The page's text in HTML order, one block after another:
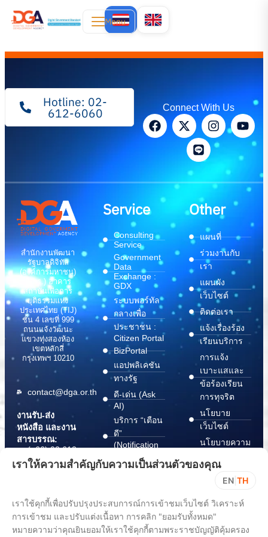
Menu
Hotline: 02-
612-6060 Connect With Us
สำนักงานพัฒนา
รัฐบาลดิจิทัล
(องค์การมหาชน)
(สพร.) อาคาร
สถาบันเพื่อการ
ยุติธรรมแห่ง
ประเทศไทย (TIJ)
ชั้น 4 เลขที่ 999
ถนนแจ้งวัฒนะ
แขวงทุ่งสองห้อง
เขตหลักสี่
กรุงเทพฯ 10210
contact@dga.or.th
งานรับ-ส่ง
หนังสือ และงาน
สารบรรณ:
(+66) 02 612
6000
saraban@dga.or.th
Center:
(+66) 02 612
Service
Consulting
Service
Government
Data
Exchange :
GDX
ระบบพอร์ทัล
กลางเพื่อ
ประชาชน :
Citizen Portal
BizPortal
แอปพลิเคชัน
ทางรัฐ
ดี-เด่น (Ask
AI)
บริการ “เตือน
ดี”
(Notification
บริการ
(Document
Wallet)
Other
แผนที่
ร่วมงานกับ
เรา
แผนผัง
เว็บไซต์
ติดต่อเรา
แจ้งเรื่องร้อง
เรียนบริการ
การแจ้ง
เบาะแสและ
ข้อร้องเรียน
การทุจริต
นโยบาย
เว็บไซต์
นโยบายความ
ปลอดภัย
สารสนเทศ
ChangeLog
เราให้ความสำคัญกับความเป็นส่วนตัวของคุณ
EN TH
เราใช้คุกกี้เพื่อปรับปรุงประสบการณ์การเข้าชมเว็บไซต์ วิเคราะห์
การเข้าชม และปรับแต่งเนื้อหา การคลิก "ยอมรับทั้งหมด"
หมายความว่าคุณยินยอมให้เราใช้คุกกี้ตามพระราชบัญญัติคุ้มครอง